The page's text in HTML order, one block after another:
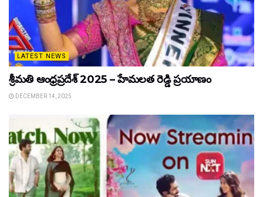
LATEST NEWS
శ్రీమతి ఆంధ్రప్రదేశ్ 2025 – హేమలత రెడ్డి ప్రయాణం
DECEMBER 14, 2025